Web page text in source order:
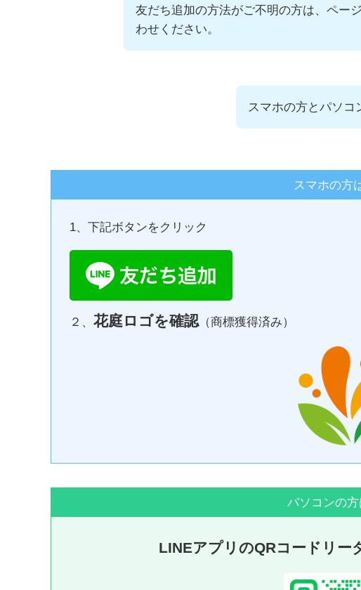
友だち追加の方法がご不明の方は、ペー
わせください。
スマホの方とパソコ
スマホの方
1、下記ボタンをクリック
２、 花庭ロゴを確認（商標獲得済み）
パソコンの
LINEアプリのQRコードリー